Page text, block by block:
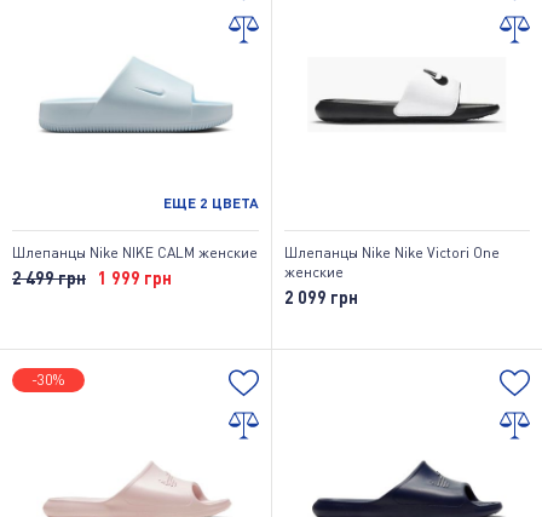
ЕЩЕ 2 ЦВЕТА
Шлепанцы Nike NIKE CALM женские
2 499 грн 1 999 грн
Шлепанцы Nike Nike Victori One
женские
2 099 грн
-30%